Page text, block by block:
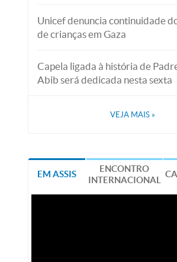
Unicef denuncia continuidade
de crianças em Gaza
Capela ligada à história de
Abib será dedicada nesta sexta
VEJA MAIS »
EM ASSIS
ENCONTRO
INTERNACIONAL